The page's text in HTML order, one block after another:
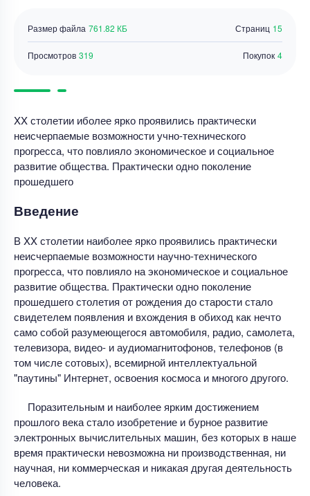
Страниц 15
Размер файла 761.82 КБ
Просмотров 319 Покупок 4
XX столетии иболее ярко проявились практически
неисчерпаемые возможности учно-технического
прогресса, что повлияло экономическое и социальное
развитие общества. Практически одно поколение
прошедшего
Введение
В XX столетии наиболее ярко проявились практически
неисчерпаемые возможности научно-технического
прогресса, что повлияло на экономическое и социальное
развитие общества. Практически одно поколение
прошедшего столетия от рождения до старости стало
свидетелем появления и вхождения в обиход как нечто
само собой разумеющегося автомобиля, радио, самолета,
телевизора, видео- и аудиомагнитофонов, телефонов (в
том числе сотовых), всемирной интеллектуальной
"паутины" Интернет, освоения космоса и многого другого.
Поразительным и наиболее ярким достижением
прошлого века стало изобретение и бурное развитие
электронных вычислительных машин, без которых в наше
время практически невозможна ни производственная, ни
научная, ни коммерческая и никакая другая деятельность
человека.